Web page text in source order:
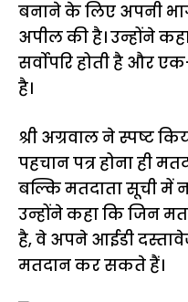
बनाने के लिए अपनी
अपील की है। उन्होंने
सर्वाेपरि होती है और
है।
श्री अग्रवाल ने स्पष्ट
पहचान पत्र होना ही
बल्कि मतदाता सूची में
उन्होंने कहा कि जिन
है, वे अपने आईडी
मतदान कर सकते हैं।